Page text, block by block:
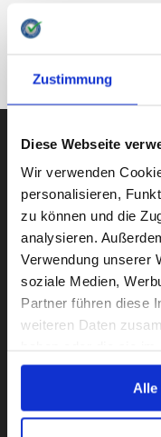
Zustimmung
Diese Webseite
Wir verwenden
personalisieren,
zu können und die
analysieren.
Verwendung unserer
soziale Medien,
Partner führen diese
weiteren Daten
gesammelt haben.
Unsere
Alle
ZU GESUNDHEIT
ZUR ÜBERSICHT
AUBII
Große Bleichen 21
Facebook